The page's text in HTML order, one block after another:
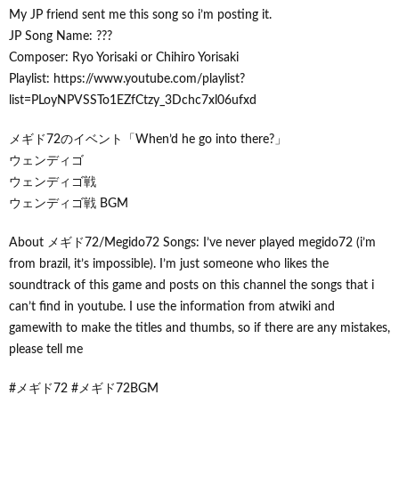
My JP friend sent me this song so i’m posting it.
JP Song Name: ???
Composer: Ryo Yorisaki or Chihiro Yorisaki
Playlist: https://www.youtube.com/playlist?
list=PLoyNPVSSTo1EZfCtzy_3Dchc7xl06ufxd
メギド72のイベント「When’d he go into there?」
ウェンディゴ
ウェンディゴ戦
ウェンディゴ戦 BGM
About メギド72/Megido72 Songs: I’ve never played megido72 (i’m
from brazil, it’s impossible). I’m just someone who likes the
soundtrack of this game and posts on this channel the songs that i
can’t find in youtube. I use the information from atwiki and
gamewith to make the titles and thumbs, so if there are any mistakes,
please tell me
#メギド72 #メギド72BGM